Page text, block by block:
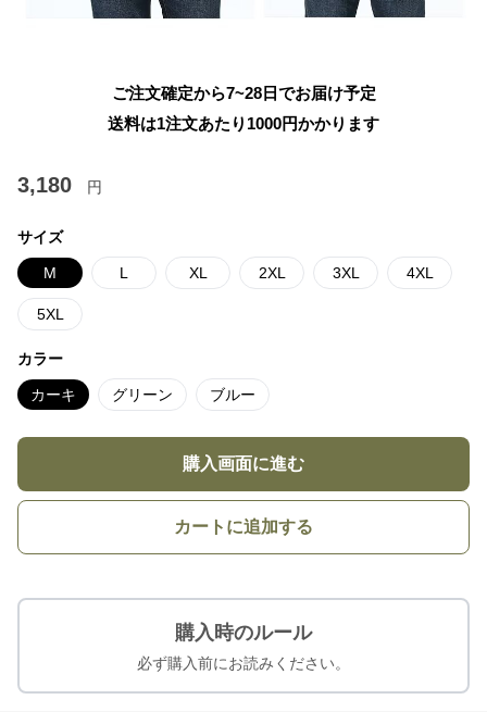
ご注文確定から7~28日でお届け予定
送料は1注文あたり 1000円かかります
3,180 円
サイズ
M L XL 2XL 3XL 4XL
5XL
カラー
カーキ グリーン ブルー
購入画面に進む
カートに追加する
購入時のルール
必ず購入前にお読みください。